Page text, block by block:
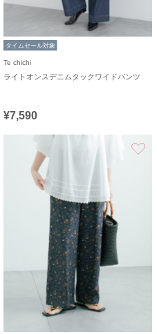
タイムセール対象
Te chichi
ライトオンスデニムタックワイドパンツ
¥7,590